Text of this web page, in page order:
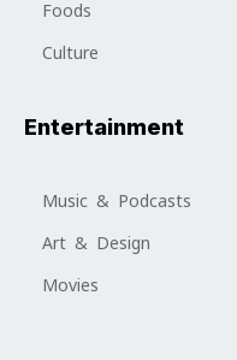
Foods
Culture
Entertainment
Music & Podcasts
Art & Design
Movies